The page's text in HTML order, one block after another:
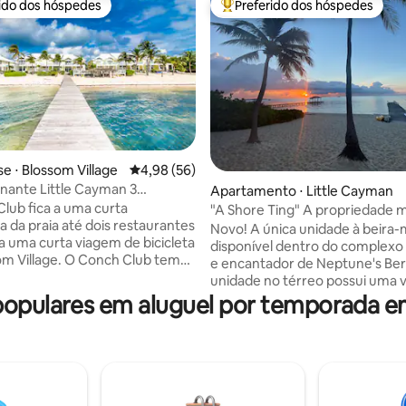
de 5, 77 avaliações
preferidos dos hóspedes
dos hóspedes
⋅ Blossom Village 4,98 de uma avaliação média de 5, 56
4,98 (56)
Little Cayman 3
Townhouse
fica a uma curta
da praia até dois restaurantes
uma curta viagem de bicicleta
Village. O Conch Club tem
uma doca e vistas
do recife, da Ilha Owen e
e até tem mesa de
Entre os melhores preferidos
Preferido dos hóspedes
Apartamento ⋅ Little Cayman
"A Shore Ting" A propriedade
recente para o mercado em
Novo! A única unidade à beira-
disponível dentro do
e encantador de Neptune's
unidade no térreo possui uma
de 40'NA faixa de praia mais
Little Cayman. Desfrute de um café da
curta distância a pé de todas as
hotéis, barcos de mergulho,
em aluguel por temporada